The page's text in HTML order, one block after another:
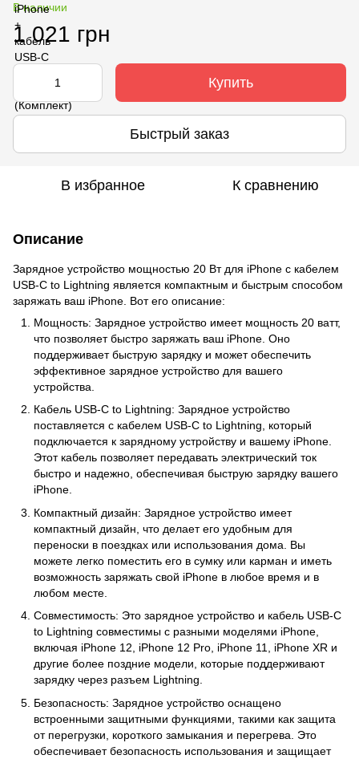
В наличии
1 021 грн
Купить
Быстрый заказ
В избранное К сравнению
Описание
Зарядное устройство мощностью 20 Вт для iPhone с кабелем
USB-C to Lightning является компактным и быстрым способом
заряжать ваш iPhone. Вот его описание:
Мощность: Зарядное устройство имеет мощность 20 ватт,
что позволяет быстро заряжать ваш iPhone. Оно
поддерживает быструю зарядку и может обеспечить
эффективное зарядное устройство для вашего
устройства.
Кабель USB-C to Lightning: Зарядное устройство
поставляется с кабелем USB-C to Lightning, который
подключается к зарядному устройству и вашему iPhone.
Этот кабель позволяет передавать электрический ток
быстро и надежно, обеспечивая быструю зарядку вашего
iPhone.
Компактный дизайн: Зарядное устройство имеет
компактный дизайн, что делает его удобным для
переноски в поездках или использования дома. Вы
можете легко поместить его в сумку или карман и иметь
возможность заряжать свой iPhone в любое время и в
любом месте.
Совместимость: Это зарядное устройство и кабель USB-C
to Lightning совместимы с разными моделями iPhone,
включая iPhone 12, iPhone 12 Pro, iPhone 11, iPhone XR и
другие более поздние модели, которые поддерживают
зарядку через разъем Lightning.
Безопасность: Зарядное устройство оснащено
встроенными защитными функциями, такими как защита
от перегрузки, короткого замыкания и перегрева. Это
обеспечивает безопасность использования и защищает